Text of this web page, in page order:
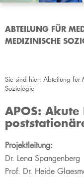
ABTEILUNG FÜR
MEDIZINISCHE
Sie sind hier: Abteilung für
Soziologie
APOS:
​​​​​​​​​​​​​​​​​​​​Projektleitung:
Dr. Lena Spangenberg​
Prof. Dr. Heide